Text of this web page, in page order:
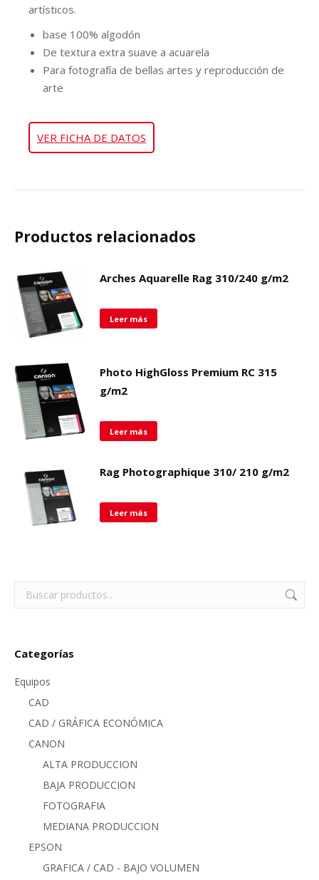
artísticos.
base 100% algodón
De textura extra suave a acuarela
Para fotografía de bellas artes y reproducción de
arte
VER FICHA DE DATOS
Productos relacionados
Arches Aquarelle Rag 310/240 g/m2
Leer más
Photo HighGloss Premium RC 315
g/m2
Leer más
Rag Photographique 310/ 210 g/m2
Leer más
Categorías
Equipos
CAD
CAD / GRÁFICA ECONÓMICA
CANON
ALTA PRODUCCION
BAJA PRODUCCION
FOTOGRAFIA
MEDIANA PRODUCCION
EPSON
GRAFICA / CAD - BAJO VOLUMEN